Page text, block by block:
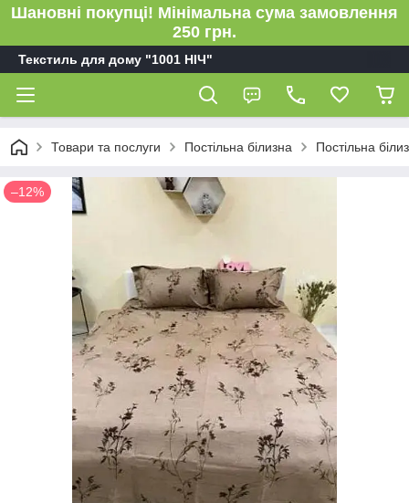
Шановні покупці! Мінімальна сума замовлення
250 грн.
Текстиль для дому "1001 НІЧ"
Товари та послуги Постільна білизна Постільна
–12%